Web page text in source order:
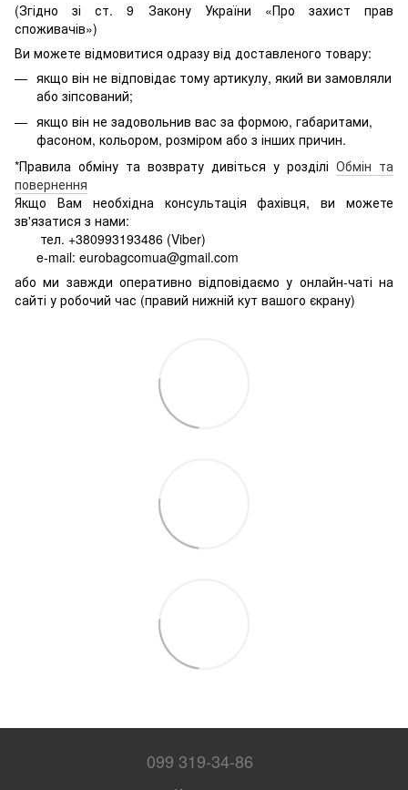
(Згідно зі ст. 9 Закону України «Про захист прав
споживачів»)
Ви можете відмовитися одразу від доставленого товару:
якщо він не відповідає тому артикулу, який ви замовляли
або зіпсований;
якщо він не задовольнив вас за формою, габаритами,
фасоном, кольором, розміром або з інших причин.
*Правила обміну та возврату дивіться у розділі Обмін та
повернення
Якщо Вам необхідна консультація фахівця, ви можете
зв'язатися з нами:
тел. +380993193486 (Viber)
e-mail: eurobagcomua@gmail.com
або ми завжди оперативно відповідаємо у онлайн-чаті на
сайті у робочий час (правий нижній кут вашого єкрану)
099 319-34-86